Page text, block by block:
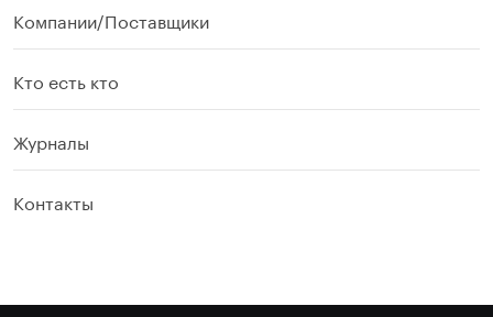
Компании/Поставщики
Кто есть кто
Журналы
Контакты